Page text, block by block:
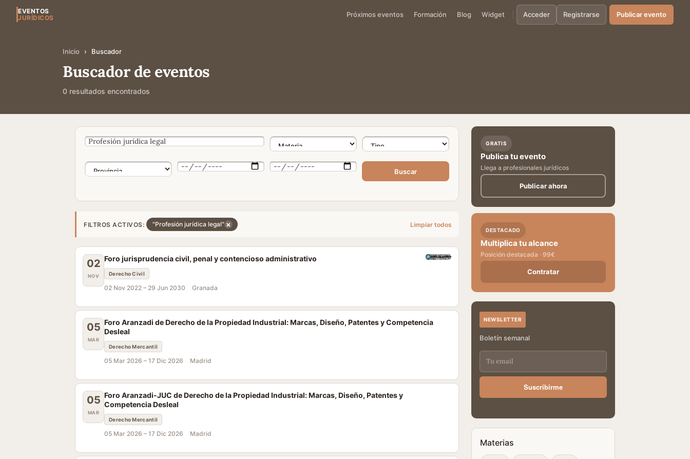
EVENTOS
JURÍDICOS
Próximos eventos Formación Blog Widget Acceder Registrarse Publicar evento
Inicio › Buscador
Buscador de eventos
0 resultados encontrados
Buscar
FILTROS ACTIVOS: "Profesión jurídica legal" × Limpiar todos
02
NOV
Foro jurisprudencia civil, penal y contencioso administrativo
Derecho Civil
02 Nov 2022 – 29 Jun 2030 Granada
05
MAR
Foro Aranzadi de Derecho de la Propiedad Industrial: Marcas, Diseño, Patentes y Competencia
Desleal
Derecho Mercantil
05 Mar 2026 – 17 Dic 2026 Madrid
05
MAR
Foro Aranzadi-JUC de Derecho de la Propiedad Industrial: Marcas, Diseño, Patentes y
Competencia Desleal
Derecho Mercantil
05 Mar 2026 – 17 Dic 2026 Madrid
GRATIS
Publica tu evento
Llega a profesionales jurídicos
Publicar ahora
DESTACADO
Multiplica tu alcance
Posición destacada · 99€
Contratar
NEWSLETTER
Boletín semanal
Suscribirme
Materias